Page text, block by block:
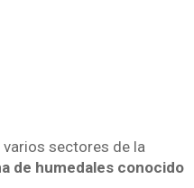
sectores de la
de humedales conocido